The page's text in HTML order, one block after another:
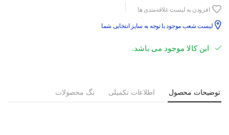
افزودن به لیست علاقه‌مندی ها
لیست شعب موجود با توجه به سایز انتخابی شما
این کالا موجود می باشد.
توضیحات محصول اطلاعات تکمیلی تگ محصولات